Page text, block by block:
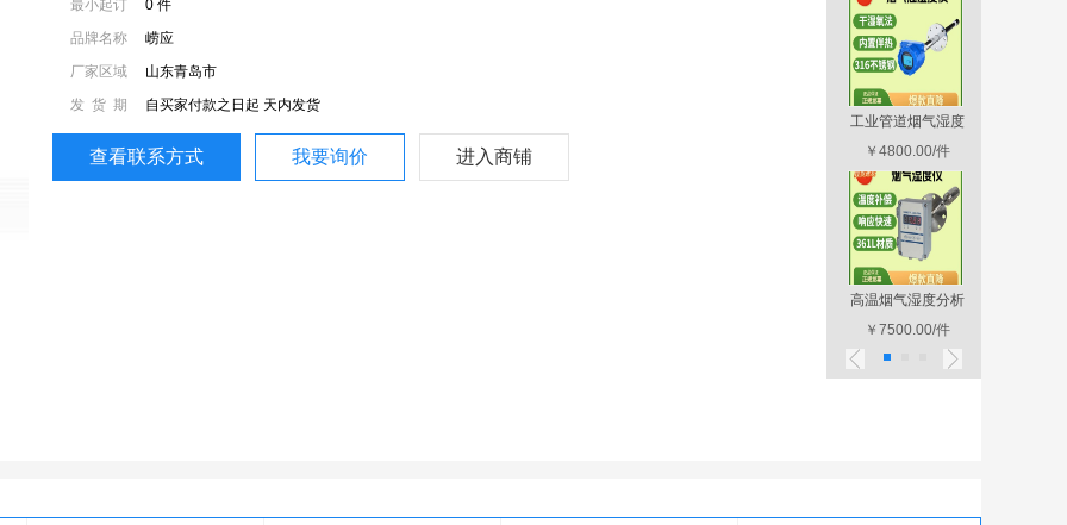
最小起订
0 件
品牌名称
崂应
厂家区域
山东青岛市
发货期
限：
自买家付款之日起 天内发货
查看联系方式 我要询价 进入商铺
工业管道烟气湿度
监测
￥4800.00/件
高温烟气湿度分析
仪
￥7500.00/件